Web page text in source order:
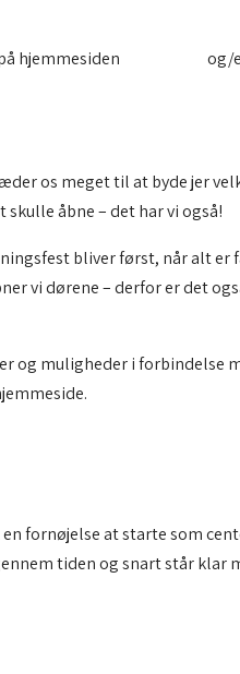
hjemmesiden og/
os meget til at byde jer
åbne – det har vi også!
bliver først, når
vi dørene – derfor er det
og muligheder i forbindelse
fornøjelse at starte som
tiden og snart står